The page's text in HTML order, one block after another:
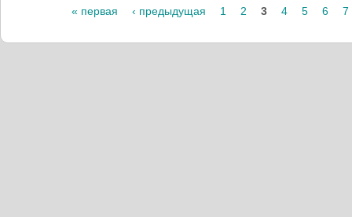
Страницы« первая ‹ предыдущая 1 2 3 4 5 6 7